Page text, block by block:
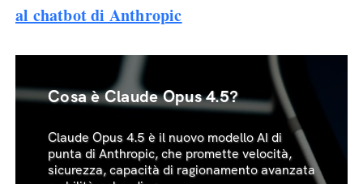
al chatbot di Anthropic
Cosa è Claude Opus 4.5?
Claude Opus 4.5 è il nuovo modello AI di
punta di Anthropic, che promette velocità,
sicurezza, capacità di ragionamento avanzata